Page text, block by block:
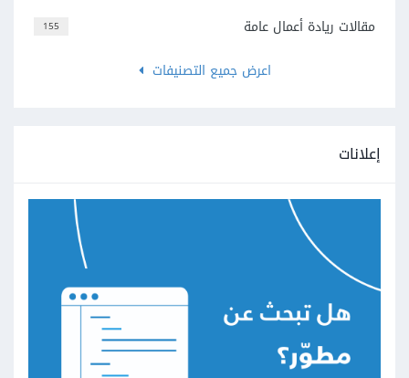
155
مقالات ريادة أعمال عامة
اعرض جميع التصنيفات
إعلانات